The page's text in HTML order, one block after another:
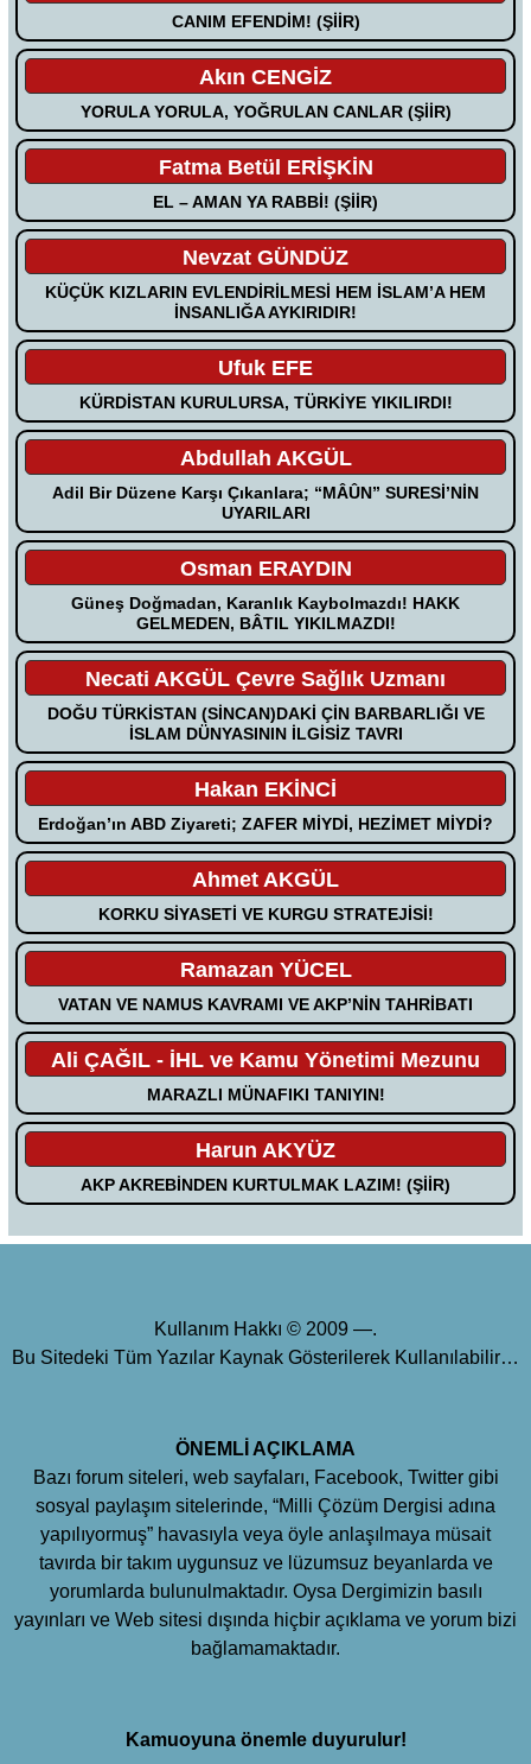
CANIM EFENDİM! (ŞİİR)
Akın CENGİZ
YORULA YORULA, YOĞRULAN CANLAR (ŞİİR)
Fatma Betül ERİŞKİN
EL – AMAN YA RABBİ! (ŞİİR)
Nevzat GÜNDÜZ
KÜÇÜK KIZLARIN EVLENDİRİLMESİ HEM İSLAM’A HEM
İNSANLIĞA AYKIRIDIR!
Ufuk EFE
KÜRDİSTAN KURULURSA, TÜRKİYE YIKILIRDI!
Abdullah AKGÜL
Adil Bir Düzene Karşı Çıkanlara; “MÂÛN” SURESİ’NİN
UYARILARI
Osman ERAYDIN
Güneş Doğmadan, Karanlık Kaybolmazdı! HAKK
GELMEDEN, BÂTIL YIKILMAZDI!
Necati AKGÜL Çevre Sağlık Uzmanı
DOĞU TÜRKİSTAN (SİNCAN)DAKİ ÇİN BARBARLIĞI VE
İSLAM DÜNYASININ İLGİSİZ TAVRI
Hakan EKİNCİ
Erdoğan’ın ABD Ziyareti; ZAFER MİYDİ, HEZİMET MİYDİ?
Ahmet AKGÜL
KORKU SİYASETİ VE KURGU STRATEJİSİ!
Ramazan YÜCEL
VATAN VE NAMUS KAVRAMI VE AKP’NİN TAHRİBATI
Ali ÇAĞIL - İHL ve Kamu Yönetimi Mezunu
MARAZLI MÜNAFIKI TANIYIN!
Harun AKYÜZ
AKP AKREBİNDEN KURTULMAK LAZIM! (ŞİİR)
Kullanım Hakkı © 2009 —.
Bu Sitedeki Tüm Yazılar Kaynak Gösterilerek Kullanılabilir…
ÖNEMLİ AÇIKLAMA
Bazı forum siteleri, web sayfaları, Facebook, Twitter gibi
sosyal paylaşım sitelerinde, “Milli Çözüm Dergisi adına
yapılıyormuş” havasıyla veya öyle anlaşılmaya müsait
tavırda bir takım uygunsuz ve lüzumsuz beyanlarda ve
yorumlarda bulunulmaktadır. Oysa Dergimizin basılı
yayınları ve Web sitesi dışında hiçbir açıklama ve yorum bizi
bağlamamaktadır.
Kamuoyuna önemle duyurulur!